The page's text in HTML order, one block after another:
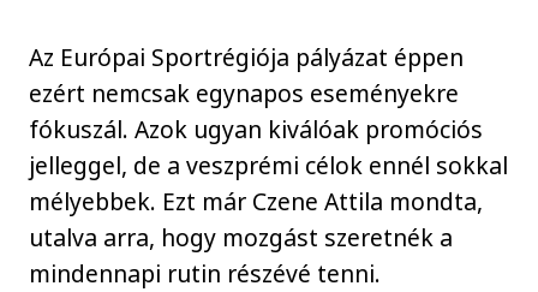
Az Európai Sportrégiója pályázat éppen
ezért nemcsak egynapos eseményekre
fókuszál. Azok ugyan kiválóak promóciós
jelleggel, de a veszprémi célok ennél sokkal
mélyebbek. Ezt már Czene Attila mondta,
utalva arra, hogy mozgást szeretnék a
mindennapi rutin részévé tenni.